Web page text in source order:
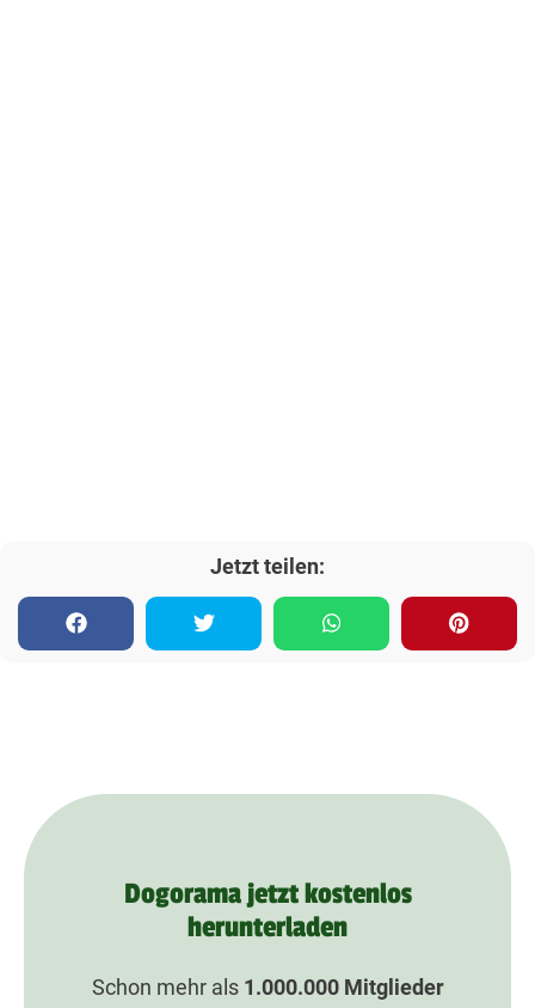
Jetzt teilen:
Dogorama jetzt kostenlos
herunterladen
Schon mehr als 1.000.000Mitglieder